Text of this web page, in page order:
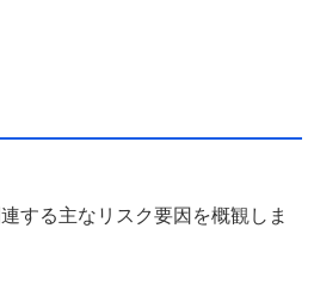
する主なリスク要因を概観しま